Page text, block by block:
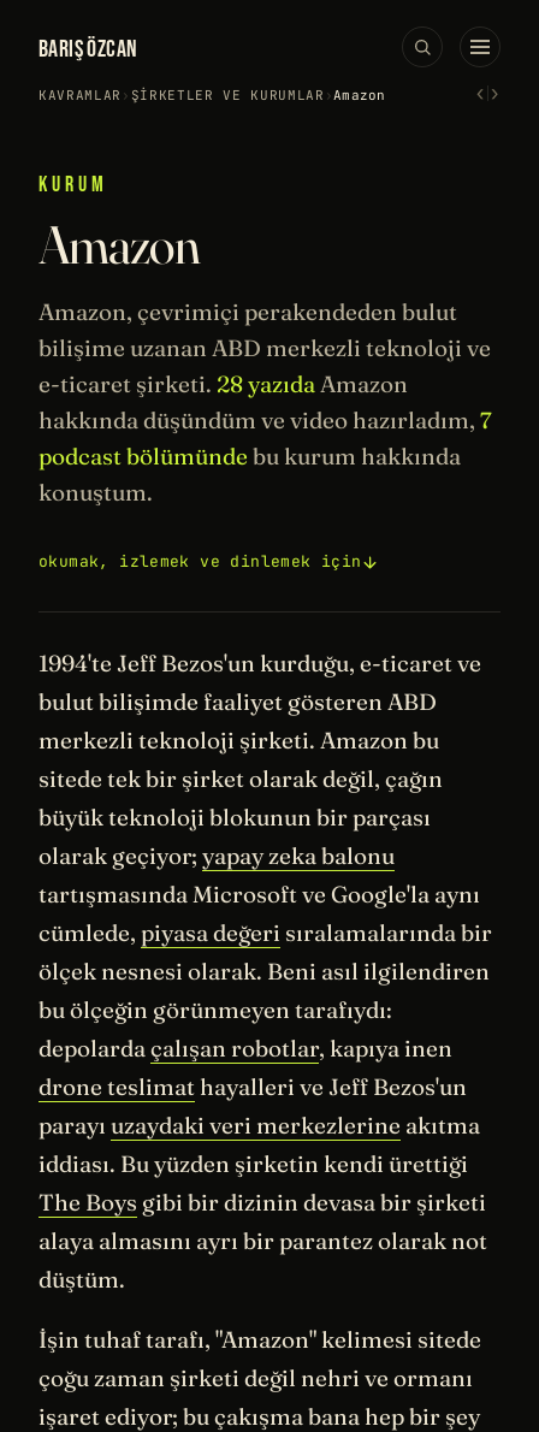
BARIŞ ÖZCAN
KAVRAMLAR › ŞIRKETLER VE KURUMLAR ›Amazon ‹›
KURUM
Amazon
Amazon, çevrimiçi perakendeden bulut
bilişime uzanan ABD merkezli teknoloji ve
e-ticaret şirketi. 28 yazıdaAmazon
hakkında düşündüm ve video hazırladım, 7
podcast bölümünde bu kurum hakkında
konuştum.
okumak, izlemek ve dinlemek için
1994'te Jeff Bezos'un kurduğu, e-ticaret ve
bulut bilişimde faaliyet gösteren ABD
merkezli teknoloji şirketi. Amazon bu
sitede tek bir şirket olarak değil, çağın
büyük teknoloji blokunun bir parçası
olarak geçiyor; yapay zeka balonu
tartışmasında Microsoft ve Google'la aynı
cümlede, piyasa değeri sıralamalarında bir
ölçek nesnesi olarak. Beni asıl ilgilendiren
bu ölçeğin görünmeyen tarafıydı:
depolardaçalışan robotlar, kapıya inen
drone teslimat hayalleri ve Jeff Bezos'un
parayı uzaydaki veri merkezlerine akıtma
iddiası. Bu yüzden şirketin kendi ürettiği
The Boys gibi bir dizinin devasa bir şirketi
alaya almasını ayrı bir parantez olarak not
düştüm.
İşin tuhaf tarafı, "Amazon" kelimesi sitede
çoğu zaman şirketi değil nehri ve ormanı
işaret ediyor; bu çakışma bana hep bir şey